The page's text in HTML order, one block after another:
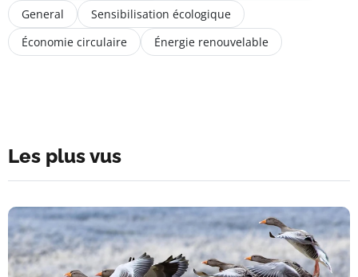
General
Sensibilisation écologique
Économie circulaire
Énergie renouvelable
Les plus vus